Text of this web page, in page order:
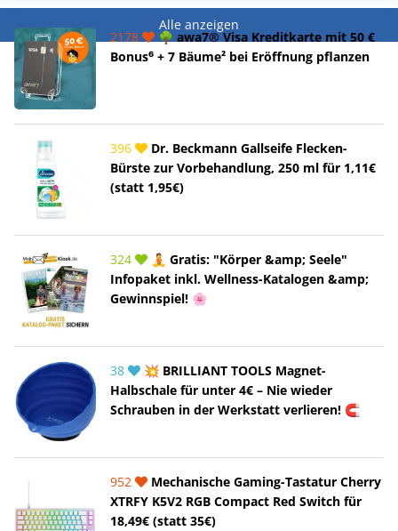
Alle anzeigen
2178
🌳 awa7® Visa Kreditkarte mit 50 €
Bonus⁶ + 7 Bäume² bei Eröffnung pflanzen
396
Dr. Beckmann Gallseife Flecken-
Bürste zur Vorbehandlung, 250 ml für 1,11€
(statt 1,95€)
324
🧘 Gratis: "Körper &amp; Seele"
Infopaket inkl. Wellness-Katalogen &amp;
Gewinnspiel! 🌸
38
💥 BRILLIANT TOOLS Magnet-
Halbschale für unter 4€ – Nie wieder
Schrauben in der Werkstatt verlieren! 🧲
952
Mechanische Gaming-Tastatur Cherry
XTRFY K5V2 RGB Compact Red Switch für
18,49€ (statt 35€)